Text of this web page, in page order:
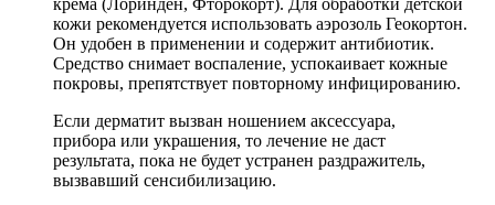
антибиотиками. Они показаны при присоединении
бактериальной инфекции. Например, Полидекса (
дексаметазон+ антибиотик), Отипакс (феназон+ лидокаин).
Капли закапывают по 3-4 капли, 3-4 раза в день. Кроме снятия
воспаления они способствуют анальгезии.
Питание
Для успешного лечения дерматита человеку необходимо